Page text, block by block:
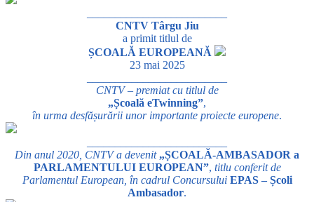
CNTV Târgu Jiu
a primit titlul de
ȘCOALĂ EUROPEANĂ
23 mai 2025
CNTV – premiat cu titlul de
„Școală eTwinning”,
în urma desfășurării unor importante proiecte europene.
Din anul 2020, CNTV a devenit „ȘCOALĂ-AMBASADOR a
PARLAMENTULUI EUROPEAN”, titlu conferit de
Parlamentul European, în cadrul Concursului EPAS – Școli
Ambasador.